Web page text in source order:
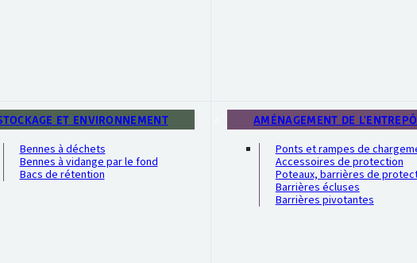
ET ENVIRONNEMENT
Bennes à déchets
Bennes à vidange par le fond
Bacs de rétention
AMÉNAGEMENT DE
Ponts et rampes de
Accessoires de protection
Poteaux, barrières de
Barrières écluses
Barrières pivotantes